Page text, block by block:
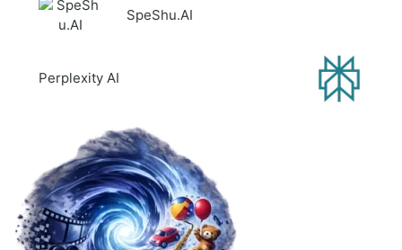
SpeShu.AI
Perplexity AI